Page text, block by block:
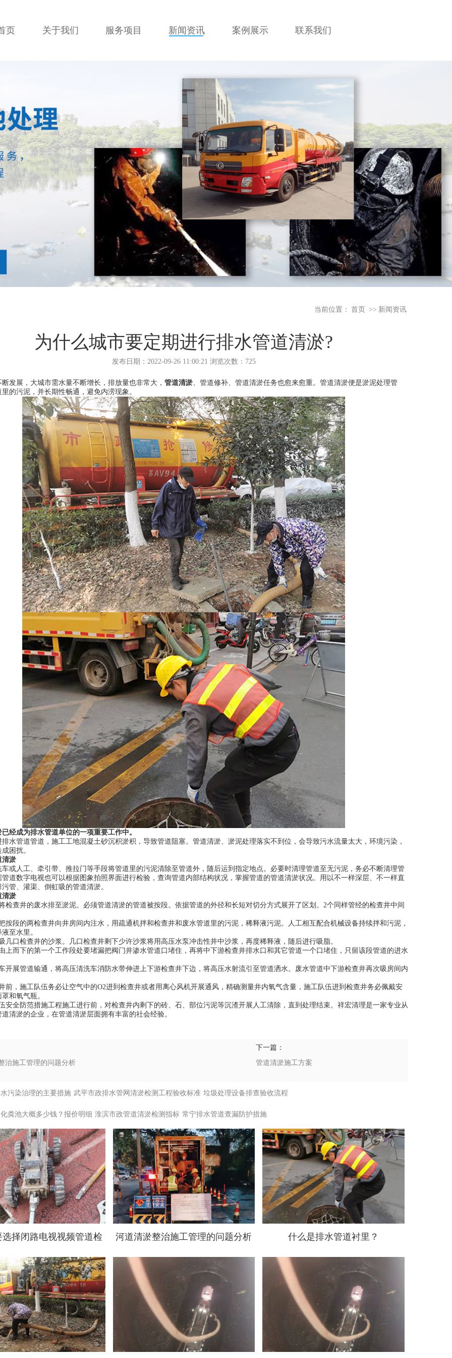
页 关于我们 服务项目 新闻资讯 案例展示 联系我们
当前位置： 首页 >> 新闻资讯
为什么城市要定期进行排水管道清淤?
发布日期：2022-09-26 11:00:21 浏览次数：725
发展，大城市需水量不断增长，排放量也非常大， 管道清淤、管道修补、管道清淤任务也愈来愈重。管道清淤便是淤泥处理管
的污泥，并长期性畅通，避免内涝现象。
经成为排水管道单位的一项重要工作中。
水管道管道，施工工地混凝土砂沉积淤积，导致管道阻塞。管道清淤、淤泥处理落实不到位，会导致污水流量太大，环境污染，
困扰。
清淤
或人工、牵引带、推拉门等手段将管道里的污泥清除至管道外，随后运到指定地点。必要时清理管道至无污泥，务必不断清理管
道数字电视也可以根据图象拍照界面进行检验，查询管道内部结构状况，掌握管道的管道清淤状况。用以不一样深层、不一样直
管、灌渠、倒虹吸的管道清淤。
清淤
检查井的废水排至淤泥。必须管道清淤的管道被按段。依据管道的外径和长短对切分方式展开了区划。2个同样管经的检查井中间
按段的两检查井向井房间内注水，用疏通机拌和检查井和废水管道里的污泥，稀释液污泥。人工相互配合机械设备持续拌和污泥，
至水里。
几口检查井的沙浆。几口检查井剩下少许沙浆将用高压水泵冲击性井中沙浆，再度稀释液，随后进行吸脂。
上而下的第一个工作段处要堵漏把阀门井渗水管道口堵住，再将中下游检查井排水口和其它管道一个口堵住，只留该段管道的进水
开展管道输通，将高压清洗车消防水带伸进上下游检查井下边，将高压水射流引至管道洒水。废水管道中下游检查井再次吸房间内
前，施工队伍务必让空气中的O2进到检查井或者用离心风机开展通风，精确测量井内氧气含量，施工队伍进到检查井务必佩戴安
和氧气瓶。
安全防范措施工程施工进行前，对检查井内剩下的砖、石、部位污泥等沉渣开展人工清除，直到处理结束。祥宏清理是一家专业从
清淤的企业，在管道清淤层面拥有丰富的社会经验。
治施工管理的问题分析
下一篇：
管道清淤施工方案
污染治理的主要措施 武平市政排水管网清淤检测工程验收标准 垃圾处理设备排查验收流程
粪池大概多少钱？报价明细 淮滨市政管道清淤检测指标 常宁排水管道查漏防护措施
择闭路电视视频管道检
查？
河道清淤整治施工管理的问题分析 什么是排水管道衬里？